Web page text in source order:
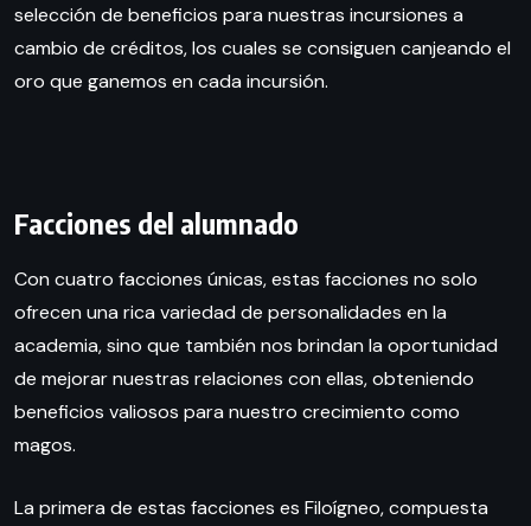
selección de beneficios para nuestras incursiones a
cambio de créditos, los cuales se consiguen canjeando el
oro que ganemos en cada incursión.
Facciones del alumnado
Con cuatro facciones únicas, estas facciones no solo
ofrecen una rica variedad de personalidades en la
academia, sino que también nos brindan la oportunidad
de mejorar nuestras relaciones con ellas, obteniendo
beneficios valiosos para nuestro crecimiento como
magos.
La primera de estas facciones es Filoígneo, compuesta